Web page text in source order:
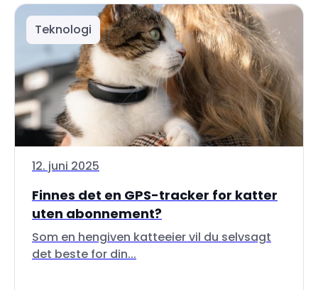
Teknologi
12. juni 2025
Finnes det en GPS-tracker for katter
uten abonnement?
Som en hengiven katteeier vil du selvsagt
det beste for din...